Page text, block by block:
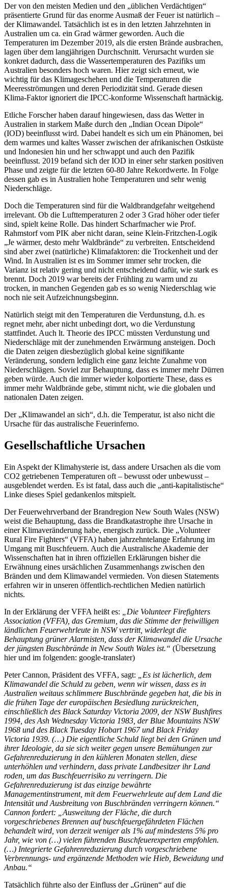
Der von den meisten Medien und den „üblichen Verdächtigen“
präsentierte Grund für das enorme Ausmaß der Feuer ist natürlich –
der Klimawandel. Tatsächlich ist es in den letzten Jahrzehnten in
Australien um ca. ein Grad wärmer geworden. Auch die
Temperaturen im Dezember 2019, als die ersten Brände ausbrachen,
lagen über dem langjährigen Durchschnitt. Verursacht wurden sie
konkret dadurch, dass die Wassertemperaturen des Pazifiks um
Australien besonders hoch waren. Hier zeigt sich erneut, wie
wichtig für das Klimageschehen und die Temperaturen die
Meeresströmungen und deren Periodizität sind. Gerade diesen
Klima-Faktor ignoriert die IPCC-konforme Wissenschaft hartnäckig.
Etliche Forscher haben darauf hingewiesen, dass das Wetter in
Australien in starkem Maße durch den „Indian Ocean Dipole“
(IOD) beeinflusst wird. Dabei handelt es sich um ein Phänomen, bei
dem warmes und kaltes Wasser zwischen der afrikanischen Ostküste
und Indonesien hin und her schwappt und auch den Pazifik
beeinflusst. 2019 befand sich der IOD in einer sehr starken positiven
Phase und zeigte für die letzten 60-80 Jahre Rekordwerte. In Folge
dessen gab es in Australien hohe Temperaturen und sehr wenig
Niederschläge.
Doch die Temperaturen sind für die Waldbrandgefahr weitgehend
irrelevant. Ob die Lufttemperaturen 2 oder 3 Grad höher oder tiefer
sind, spielt keine Rolle. Das hindert Scharfmacher wie Prof.
Rahmstorf vom PIK aber nicht daran, seine Klein-Fritzchen-Logik
„Je wärmer, desto mehr Waldbrände“ zu verbreiten. Entscheidend
sind aber zwei (natürliche) Klimafaktoren: die Trockenheit und der
Wind. In Australien ist es im Sommer immer sehr trocken, die
Varianz ist relativ gering und nicht entscheidend dafür, wie stark es
brennt. Doch 2019 war bereits der Frühling zu warm und zu
trocken, in manchen Gegenden gab es so wenig Niederschlag wie
noch nie seit Aufzeichnungsbeginn.
Natürlich steigt mit den Temperaturen die Verdunstung, d.h. es
regnet mehr, aber nicht unbedingt dort, wo die Verdunstung
stattfindet. Auch lt. Theorie des IPCC müssten Verdunstung und
Niederschläge mit der zunehmenden Erwärmung ansteigen. Doch
die Daten zeigen diesbezüglich global keine signifikante
Veränderung, sondern lediglich eine ganz leichte Zunahme von
Niederschlägen. Soviel zur Behauptung, dass es immer mehr Dürren
geben würde. Auch die immer wieder kolportierte These, dass es
immer mehr Waldbrände gebe, stimmt nicht, wie die globalen und
nationalen Daten zeigen.
Der „Klimawandel an sich“, d.h. die Temperatur, ist also nicht die
Ursache für das australische Feuerinferno.
Gesellschaftliche Ursachen
Ein Aspekt der Klimahysterie ist, dass andere Ursachen als die vom
CO2 getriebenen Temperaturen oft – bewusst oder unbewusst –
ausgeblendet werden. Es ist fatal, dass auch die „anti-kapitalistische“
Linke dieses Spiel gedankenlos mitspielt.
Der Feuerwehrverband der Brandregion New South Wales (NSW)
weist die Behauptung, dass die Brandkatastrophe ihre Ursache in
einer Klimaveränderung habe, energisch zurück. Die „Volunteer
Rural Fire Fighters“ (VFFA) haben jahrzehntelange Erfahrung im
Umgang mit Buschfeuern. Auch die Australische Akademie der
Wissenschaften hat in ihren offiziellen Erklärungen bisher die
Erwähnung eines ursächlichen Zusammenhangs zwischen den
Bränden und dem Klimawandel vermieden. Von diesen Statements
erfahren wir in unseren öffentlich-rechtlichen Medien natürlich
nichts.
In der Erklärung der VFFA heißt es:
„Die Volunteer Firefighters
Association (VFFA), das Gremium, das die Stimme der freiwilligen
ländlichen Feuerwehrleute in NSW vertritt, widerlegt die
Behauptung grüner Alarmisten, dass der Klimawandel die Ursache
der jüngsten Buschbrände in New South Wales ist.“ (Übersetzung
hier und im folgenden: google-translater)
Peter Cannon, Präsident des VFFA, sagt:
„Es ist lächerlich, dem
Klimawandel die Schuld zu geben, wenn wir wissen, dass es in
Australien weitaus schlimmere Buschbrände gegeben hat, die bis in
die frühen Tage der europäischen Besiedlung zurückreichen,
einschließlich des Black Saturday Victoria 2009, der NSW Bushfires
1994, des Ash Wednesday Victoria 1983, der Blue Mountains NSW
1968 und des Black Tuesday Hobart 1967 und Black Friday
Victoria 1939. (…) Die eigentliche Schuld liegt bei den Grünen und
ihrer Ideologie, da sie sich weiter gegen unsere Bemühungen zur
Gefahrenreduzierung in den kühleren Monaten stellen, diese
unterhöhlen und verhindern, dass private Landbesitzer ihr Land
roden, um das Buschfeuerrisiko zu verringern. Die
Gefahrenreduzierung ist das einzige bewährte
Managementinstrument, mit dem Feuerwehrleute auf dem Land die
Intensität und Ausbreitung von Buschbränden verringern können.“
Cannon fordert: „Ausweitung der Fläche, die durch
vorgeschriebenes Brennen auf buschfeuergefährdeten Flächen
behandelt wird, von derzeit weniger als 1% auf mindestens 5% pro
Jahr, wie von (…) vielen führenden Buschfeuerexperten empfohlen.
(…) Integrierte Gefahrenreduzierung durch vorgeschriebene
Verbrennungs- und ergänzende Methoden wie Hieb, Beweidung und
Anbau.“
Tatsächlich führte also der Einfluss der „Grünen“ auf die